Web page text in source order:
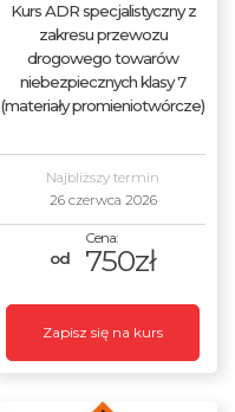
Kurs ADR specjalistyczny z
zakresu przewozu
drogowego towarów
niebezpiecznych klasy 7
(materiały promieniotwórcze)
Najbliższy termin
26 czerwca 2026
750zł
Zapisz się na kurs